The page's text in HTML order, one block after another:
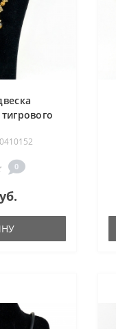
0